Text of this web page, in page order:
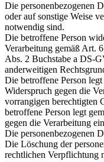
Die personenbezogenen
oder auf sonstige Weise
notwendig sind.
Die betroffene Person
Verarbeitung gemäß Art.
Abs. 2 Buchstabe a DS-
anderweitigen
Die betroffene Person
Widerspruch gegen die
vorrangigen berechtigten
betroffene Person legt
gegen die Verarbeitung
Die personenbezogenen
Die Löschung der
rechtlichen Verpflichtung